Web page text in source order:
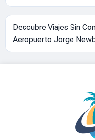
Descubre Viajes Sin
Aeropuerto Jorge